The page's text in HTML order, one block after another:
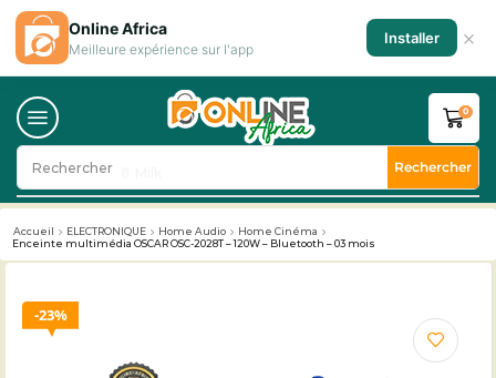
Rechercher Rechercher
0
Accueil ELECTRONIQUE Home Audio
Home Cinéma
Enceinte multimédia OSCAR OSC-2028T – 120W – Bluetooth – 03 mois
23%
Online Africa
Meilleure expérience sur l'app
Installer ×